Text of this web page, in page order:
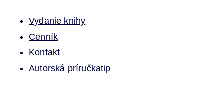
Vydanie knihy
Cenník
Kontakt
Autorská príručkatip